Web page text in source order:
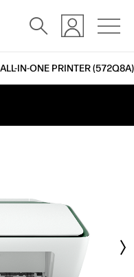
IN-ONE PRINTER (572Q8A)